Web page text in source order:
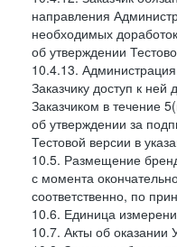
направления
необходимых
об утверждении
10.4.13.
Заказчику доступ к
Заказчиком в течение
об утверждении за
Тестовой версии в
10.5. Размещение
с момента
соответственно, по
10.6. Единица
10.7. Акты об